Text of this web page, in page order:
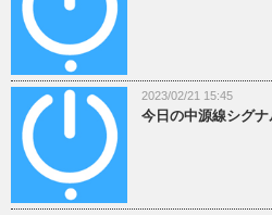
2023/02/21 15:45
今日の中源線シグナ